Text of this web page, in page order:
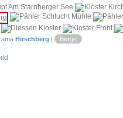
Hirschberg | Berge